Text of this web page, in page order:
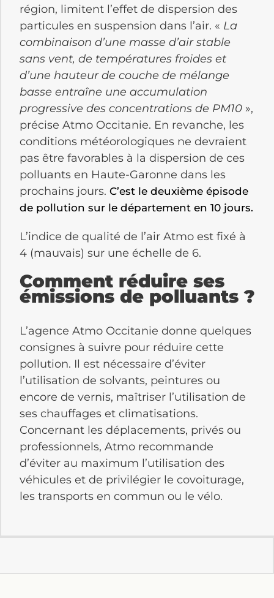
région, limitent l’effet de dispersion des
particules en suspension dans l’air. « La
combinaison d’une masse d’air stable
sans vent, de températures froides et
d’une hauteur de couche de mélange
basse entraîne une accumulation
progressive des concentrations de PM10 »,
précise Atmo Occitanie. En revanche, les
conditions météorologiques ne devraient
pas être favorables à la dispersion de ces
polluants en Haute-Garonne dans les
prochains jours. C’est le deuxième épisode
de pollution sur le département en 10 jours.
L’indice de qualité de l’air Atmo est fixé à
4 (mauvais) sur une échelle de 6.
Comment réduire ses
émissions de polluants ?
L’agence Atmo Occitanie donne quelques
consignes à suivre pour réduire cette
pollution. Il est nécessaire d’éviter
l’utilisation de solvants, peintures ou
encore de vernis, maîtriser l’utilisation de
ses chauffages et climatisations.
Concernant les déplacements, privés ou
professionnels, Atmo recommande
d’éviter au maximum l’utilisation des
véhicules et de privilégier le covoiturage,
les transports en commun ou le vélo.